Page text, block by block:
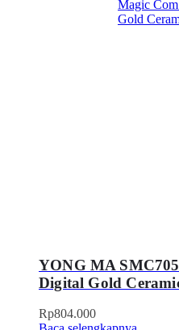
YONG MA
Digital Gold
Rp804.000